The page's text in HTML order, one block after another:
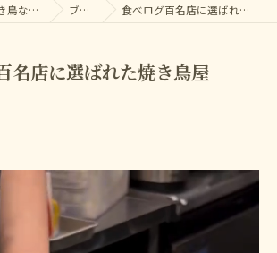
名古屋・栄の焼き鳥なら大銀杏 ブログ 食べログ百名店に選ばれた焼き鳥屋
名店に選ばれた焼き鳥屋